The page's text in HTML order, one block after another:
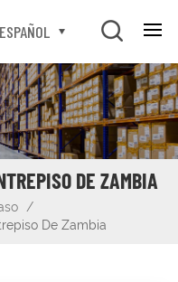
ESPAÑOL
DE ZAMBIA
/
De Zambia